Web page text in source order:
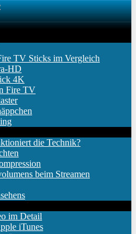
TV Sticks im Vergleich
HD
4K
Fire TV
die Technik?
beim Streamen
im Detail
iTunes